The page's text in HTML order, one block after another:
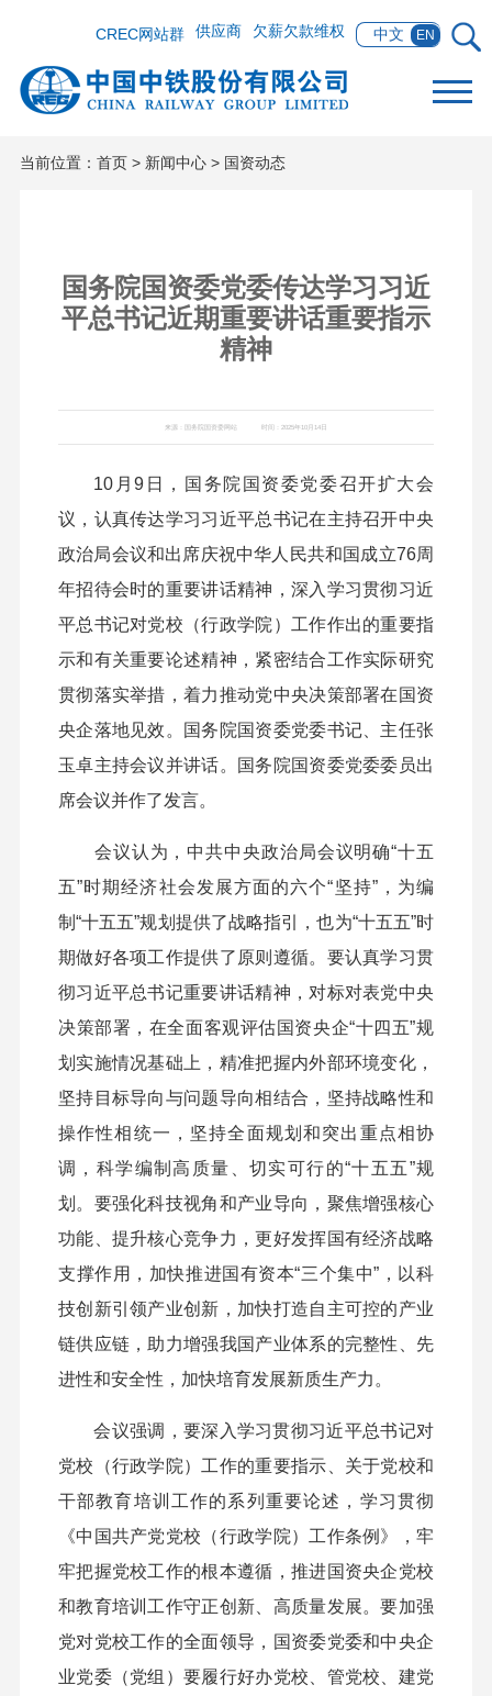
中文 EN
欠薪欠款维权
供应商
CREC网站群
当前位置： 首页> 新闻中心> 国资动态
国务院国资委党委传达学习习近
平总书记近期重要讲话重要指示
精神
来源：国务院国资委网站 时间：2025年10月14日
10月9日，国务院国资委党委召开扩大会
议，认真传达学习习近平总书记在主持召开中央
政治局会议和出席庆祝中华人民共和国成立76周
年招待会时的重要讲话精神，深入学习贯彻习近
平总书记对党校（行政学院）工作作出的重要指
示和有关重要论述精神，紧密结合工作实际研究
贯彻落实举措，着力推动党中央决策部署在国资
央企落地见效。国务院国资委党委书记、主任张
玉卓主持会议并讲话。国务院国资委党委委员出
席会议并作了发言。
会议认为，中共中央政治局会议明确“十五
五”时期经济社会发展方面的六个“坚持”，为编
制“十五五”规划提供了战略指引，也为“十五五”时
期做好各项工作提供了原则遵循。要认真学习贯
彻习近平总书记重要讲话精神，对标对表党中央
决策部署，在全面客观评估国资央企“十四五”规
划实施情况基础上，精准把握内外部环境变化，
坚持目标导向与问题导向相结合，坚持战略性和
操作性相统一，坚持全面规划和突出重点相协
调，科学编制高质量、切实可行的“十五五”规
划。要强化科技视角和产业导向，聚焦增强核心
功能、提升核心竞争力，更好发挥国有经济战略
支撑作用，加快推进国有资本“三个集中”，以科
技创新引领产业创新，加快打造自主可控的产业
链供应链，助力增强我国产业体系的完整性、先
进性和安全性，加快培育发展新质生产力。
会议强调，要深入学习贯彻习近平总书记对
党校（行政学院）工作的重要指示、关于党校和
干部教育培训工作的系列重要论述，学习贯彻
《中国共产党党校（行政学院）工作条例》，牢
牢把握党校工作的根本遵循，推进国资央企党校
和教育培训工作守正创新、高质量发展。要加强
党对党校工作的全面领导，国资委党委和中央企
业党委（党组）要履行好办党校、管党校、建党